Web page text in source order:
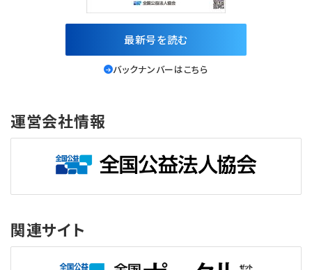
最新号を読む
バックナンバーはこちら
運営会社情報
関連サイト